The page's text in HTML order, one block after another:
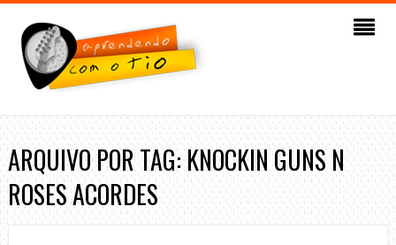
ARQUIVO POR TAG: KNOCKIN GUNS N
ROSES ACORDES